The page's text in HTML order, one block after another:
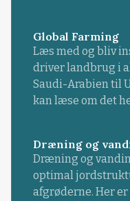
Global Farming
Læs med og bliv
driver landbrug i
Saudi-Arabien til
kan læse om det
Dræning og
Dræning og
optimal
afgrøderne. Her